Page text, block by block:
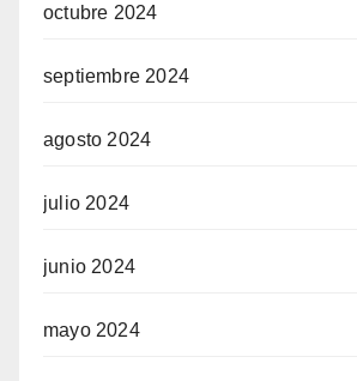
octubre 2024
septiembre 2024
agosto 2024
julio 2024
junio 2024
mayo 2024